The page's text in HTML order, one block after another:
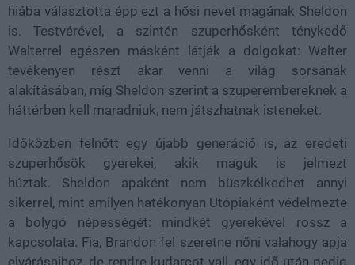
hiába választotta épp ezt a hősi nevet magának Sheldon
is. Testvérével, a szintén szuperhősként ténykedő
Walterrel egészen másként látják a dolgokat: Walter
tevékenyen részt akar venni a világ sorsának
alakításában, míg Sheldon szerint a szuperembereknek a
háttérben kell maradniuk, nem játszhatnak isteneket.
Időközben felnőtt egy újabb generáció is, az eredeti
szuperhősök gyerekei, akik maguk is jelmezt
húztak. Sheldon apaként nem büszkélkedhet annyi
sikerrel, mint amilyen hatékonyan Utópiaként védelmezte
a bolygó népességét: mindkét gyerekével rossz a
kapcsolata. Fia, Brandon fel szeretne nőni valahogy apja
elvárásaihoz, de rendre kudarcot vall, egy idő után pedig